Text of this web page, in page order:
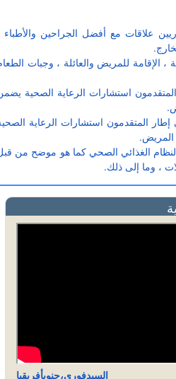
علاقات مع أفضل الجراحين والأطباء
الإقامة للمريض والعائلة ، وجبات
استشارات الرعاية الصحية
المتقدمون استشارات الرعاية
المريض.
الغذائي الصحي كما هو موضح من
، وما إلى ذلك.
السيدفورى،جنوبأفريقيا